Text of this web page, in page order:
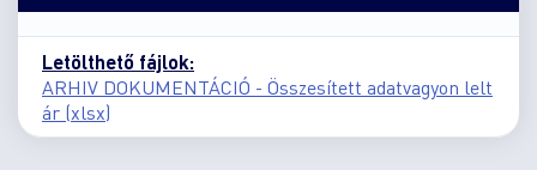
Letölthető fájlok:
ARHIV DOKUMENTÁCIÓ - Összesített adatvagyon lelt
ár (xlsx)